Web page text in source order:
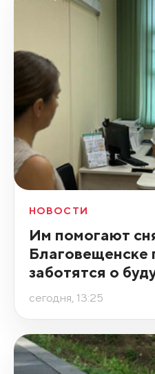
НОВОСТИ
Им помогают
Благовещенске
заботятся о
сегодня, 13:25